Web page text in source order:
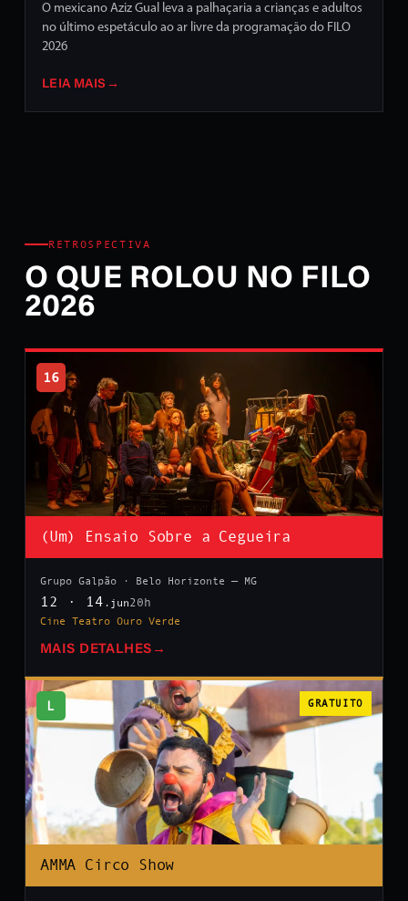
O mexicano Aziz Gual leva a palhaçaria a crianças e adultos
no último espetáculo ao ar livre da programação do FILO
2026
LEIA MAIS →
RETROSPECTIVA
O QUE ROLOU NO FILO
2026
16
(Um) Ensaio Sobre a Cegueira
Grupo Galpão · Belo Horizonte — MG
12 · 14 .jun20h
Cine Teatro Ouro Verde
MAIS DETALHES →
L GRATUITO
AMMA Circo Show